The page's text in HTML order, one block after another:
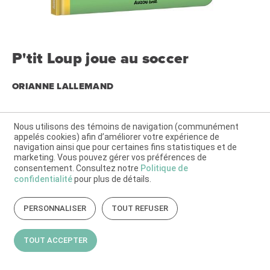
P'tit Loup joue au soccer
ORIANNE LALLEMAND
Illustrations de : Eléonore Thuillier
Collection : P'tit Loup • Auzou éveil
Type(s) d'ouvrage : Albums de fiction
Sujet(s) : Activités et loisirs • Animaux • Nature et espace •
Personnages fictifs
Âges : 3 à 6 ans
Nombre de pages : 24
ISBN : 9782898248368
En juin 2026, la coupe du monde de soccer aura lieu
en Amérique du Nord ! C’est l’occasion pour P’tit Loup
de découvrir le soccer. Le mercredi, c’est le jour de
Nous utilisons des témoins de navigation (communément
appelés cookies) afin d’améliorer votre expérience de
navigation ainsi que pour certaines fins statistiques et de
marketing. Vous pouvez gérer vos préférences de
consentement. Consultez notre Politique de
confidentialitépour plus de détails.
PERSONNALISER TOUT REFUSER
TOUT ACCEPTER